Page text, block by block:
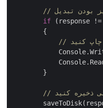
بودن تبدیل
if (response
        {
کنید
        }
ذخیره کنید